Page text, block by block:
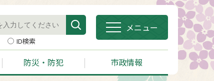
ID検索
メニュー
防災・防犯 市政情報